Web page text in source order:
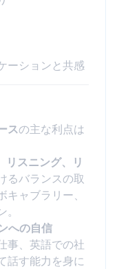
ーションと共感
スの主な利点は
リスニング、リ
るバランスの取
ャブラリー、
への自信
事、英語での社
話す能力を身に